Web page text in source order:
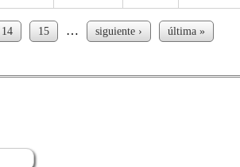
14 15 … siguiente › última »